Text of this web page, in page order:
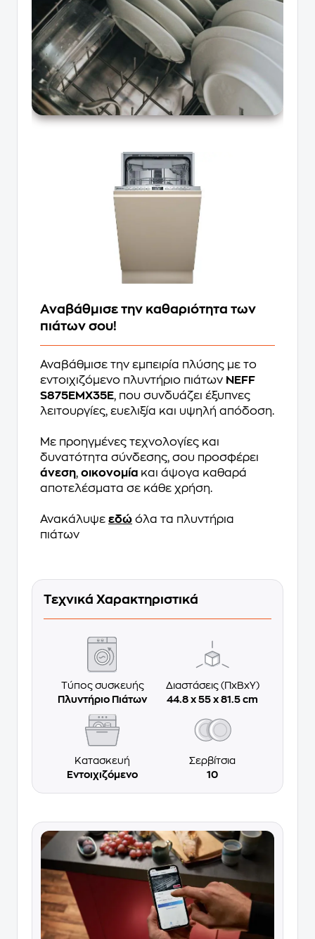
Αναβάθμισε την καθαριότητα των
πιάτων σου!
Αναβάθμισε την εμπειρία πλύσης με το
εντοιχιζόμενο πλυντήριο πιάτων NEFF
S875EMX35E, που συνδυάζει έξυπνες
λειτουργίες, ευελιξία και υψηλή απόδοση.
Με προηγμένες τεχνολογίες και
δυνατότητα σύνδεσης, σου προσφέρει
άνεση, οικονομία και άψογα καθαρά
αποτελέσματα σε κάθε χρήση.
Ανακάλυψε εδώ όλα τα πλυντήρια
πιάτων
Τεχνικά Χαρακτηριστικά
Τύπος συσκευής
Πλυντήριο Πιάτων
Διαστάσεις (ΠxΒxΥ)
44.8 x 55 x 81.5 cm
Κατασκευή
Εντοιχιζόμενο
Σερβίτσια
10